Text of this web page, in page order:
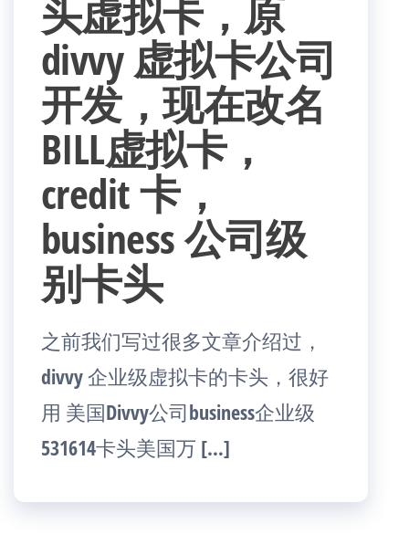
头虚拟卡，原
divvy 虚拟卡公司
开发，现在改名
BILL虚拟卡，
credit 卡，
business 公司级
别卡头
之前我们写过很多文章介绍过，
divvy 企业级虚拟卡的卡头，很好
用 美国Divvy公司business企业级
531614卡头美国万 […]